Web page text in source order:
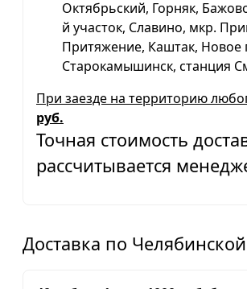
Октябрьский, Горняк,
й участок, Славино, мкр.
Притяжение, Каштак, Новое
Старокамышинск, станция
При заезде на территорию
руб.
Точная стоимость
рассчитывается
Доставка по